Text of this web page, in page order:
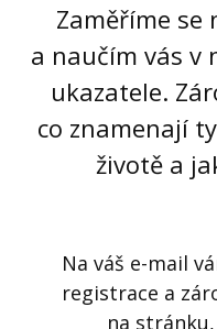
Zaměříme se
a naučím vás v
ukazatele.
co znamenají
životě a
Na váš e-mail
registrace a
na